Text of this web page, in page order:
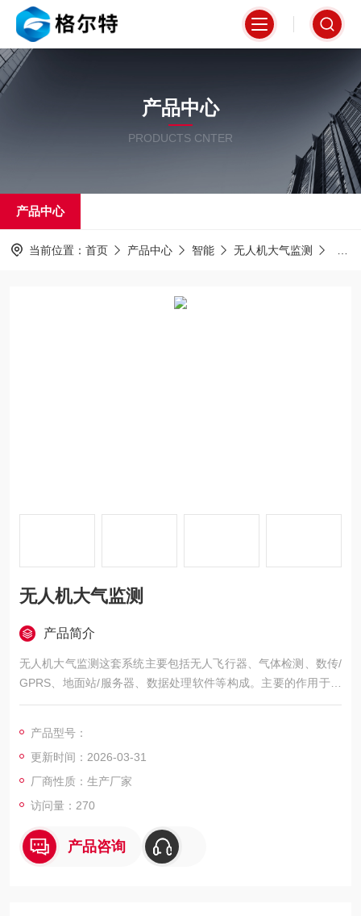
产品中心
PRODUCTS CNTER
产品中心
当前位置： 首页 产品中心 智能 无人机大气监测
无人机大气监测
产品简介
无人机大气监测这套系统主要包括无人飞行器、气体检测、数传/
GPRS、地面站/服务器、数据处理软件等构成。主要的作用于检
测大气空气质量 AQI 与应急检测有毒有害气体，其精度可以达到
准确、方便。
产品型号：
更新时间：2026-03-31
厂商性质：生产厂家
访问量：270
产品咨询